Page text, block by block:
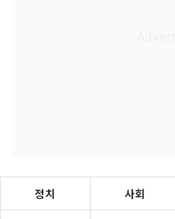
정치 사회